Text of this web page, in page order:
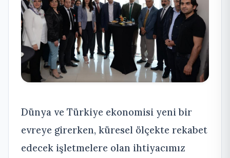
Dünya ve Türkiye ekonomisi yeni bir
evreye girerken, küresel ölçekte rekabet
edecek işletmelere olan ihtiyacımız